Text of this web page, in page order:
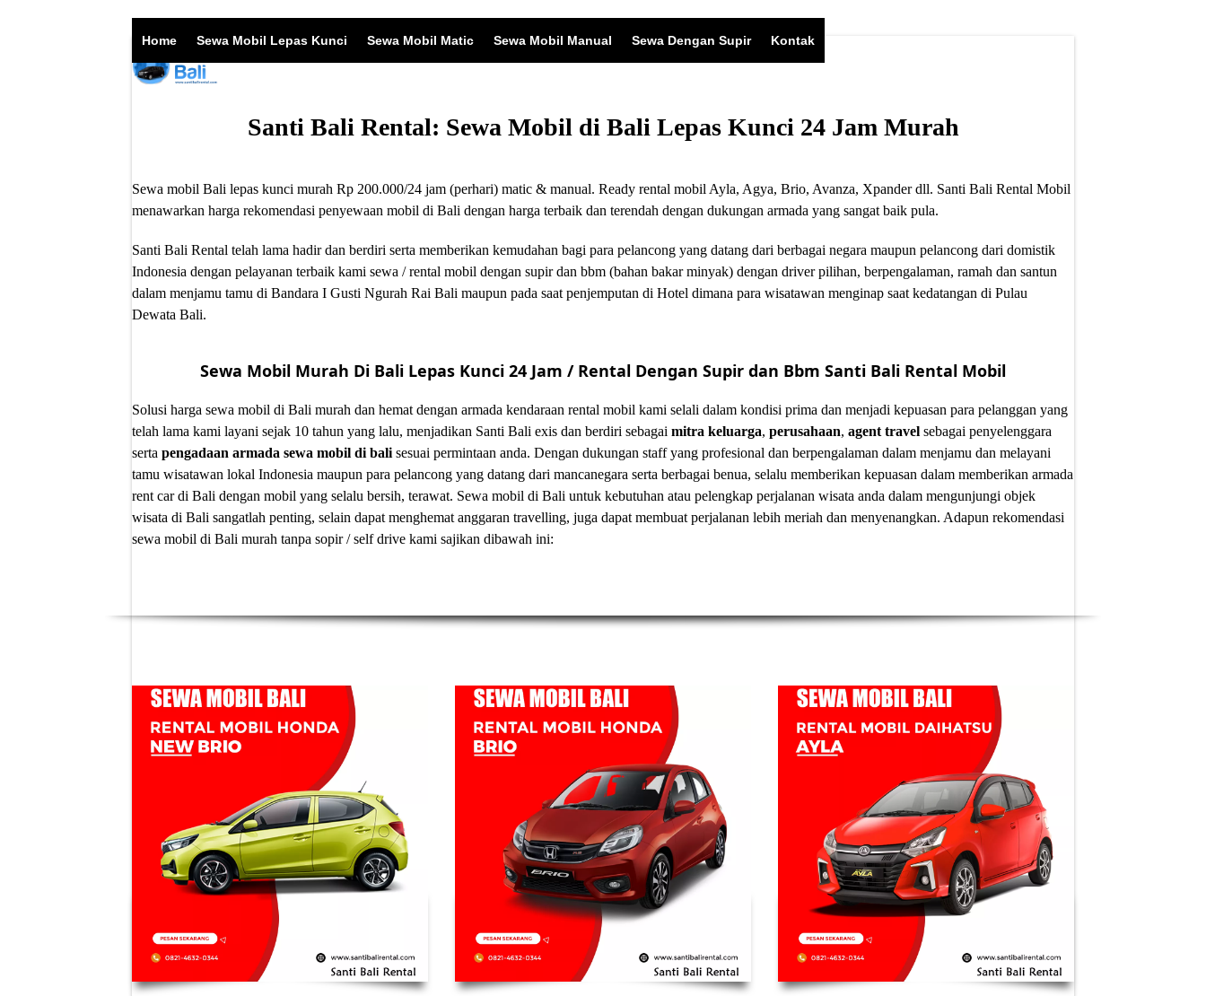
Home Sewa Mobil Lepas Kunci Sewa Mobil Matic Sewa Mobil Manual Sewa Dengan Supir Kontak
Santi Bali Rental: Sewa Mobil di Bali Lepas Kunci 24 Jam Murah
Sewa mobil Bali lepas kunci murah Rp 200.000/24 jam (perhari) matic & manual. Ready rental mobil Ayla, Agya, Brio, Avanza, Xpander dll. Santi Bali Rental Mobil
menawarkan harga rekomendasi penyewaan mobil di Bali dengan harga terbaik dan terendah dengan dukungan armada yang sangat baik pula.
Santi Bali Rental telah lama hadir dan berdiri serta memberikan kemudahan bagi para pelancong yang datang dari berbagai negara maupun pelancong dari domistik
Indonesia dengan pelayanan terbaik kami sewa / rental mobil dengan supir dan bbm (bahan bakar minyak) dengan driver pilihan, berpengalaman, ramah dan santun
dalam menjamu tamu di Bandara I Gusti Ngurah Rai Bali maupun pada saat penjemputan di Hotel dimana para wisatawan menginap saat kedatangan di Pulau
Dewata Bali.
Sewa Mobil Murah Di Bali Lepas Kunci 24 Jam / Rental Dengan Supir dan Bbm Santi Bali Rental Mobil
Solusi harga sewa mobil di Bali murah dan hemat dengan armada kendaraan rental mobil kami selali dalam kondisi prima dan menjadi kepuasan para pelanggan yang
telah lama kami layani sejak 10 tahun yang lalu, menjadikan Santi Bali exis dan berdiri sebagai mitra keluarga, perusahaan, agent travel sebagai penyelenggara
serta pengadaan armada sewa mobil di bali sesuai permintaan anda. Dengan dukungan staff yang profesional dan berpengalaman dalam menjamu dan melayani
tamu wisatawan lokal Indonesia maupun para pelancong yang datang dari mancanegara serta berbagai benua, selalu memberikan kepuasan dalam memberikan armada
rent car di Bali dengan mobil yang selalu bersih, terawat. Sewa mobil di Bali untuk kebutuhan atau pelengkap perjalanan wisata anda dalam mengunjungi objek
wisata di Bali sangatlah penting, selain dapat menghemat anggaran travelling, juga dapat membuat perjalanan lebih meriah dan menyenangkan. Adapun rekomendasi
sewa mobil di Bali murah tanpa sopir/ self drive kami sajikan dibawah ini: